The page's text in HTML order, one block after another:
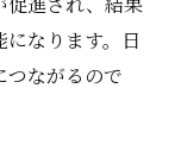
なります。日
つながるので